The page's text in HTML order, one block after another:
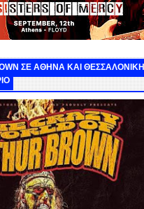
ΣΕ ΑΘΗΝΑ ΚΑΙ ΘΕΣΣΑΛΟΝΙΚΗ